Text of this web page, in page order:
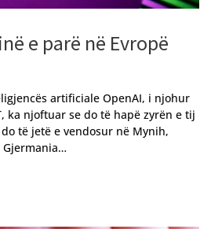
e parë në Evropë
artificiale OpenAI, i njohur
ka njoftuar se do të hapë zyrën e tij
të jetë e vendosur në Mynih,
Gjermania…